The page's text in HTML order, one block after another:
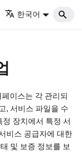
한국어
페이스는 각 관리되
, 서비스 파일을 수
장치에서 특정 서
비스 공급자에 대한
및 보증 정보를 보